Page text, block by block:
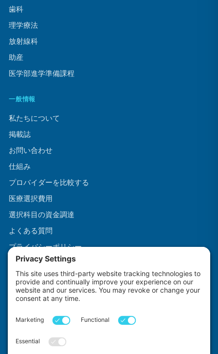
歯科
理学療法
放射線科
助産
医学部進学準備課程
一般情報
私たちについて
掲載誌
お問い合わせ
仕組み
プロバイダーを比較する
医療選択費用
選択科目の資金調達
よくある質問
プライバシーポリシー
利用規約
クッキーポリシー